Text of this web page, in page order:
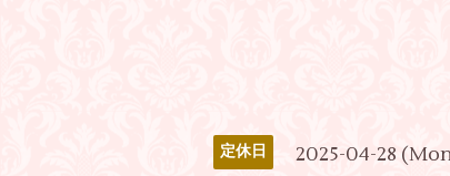
定休日 2025-04-28